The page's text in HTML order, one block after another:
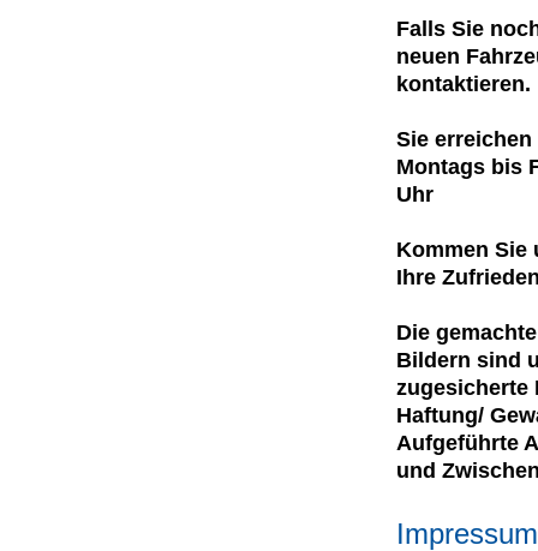
Falls Sie
neuen
kontaktieren.
Sie
Montags bis
Uhr
Kommen Sie
Ihre
Die
Bildern sind
zugesicherte
Haftung/
Aufgeführte
und